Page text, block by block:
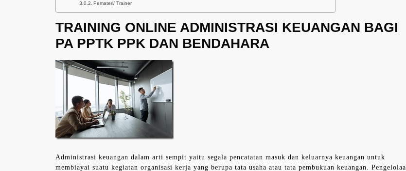
Pemateri/ Trainer
TRAINING ONLINE ADMINISTRASI KEUANGAN BAGI
PA PPTK PPK DAN BENDAHARA
Administrasi keuangan dalam arti sempit yaitu segala pencatatan masuk dan keluarnya keuangan untuk
membiayai suatu kegiatan organisasi kerja yang berupa tata usaha atau tata pembukuan keuangan.